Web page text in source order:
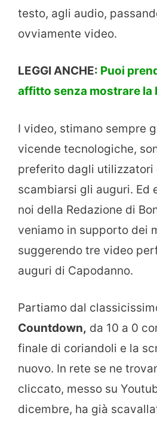
testo, agli audio,
ovviamente video.
LEGGI ANCHE: Puoi
affitto senza mostrare la
I video, stimano sempre
vicende tecnologiche,
preferito dagli utilizzatori
scambiarsi gli auguri. Ed
noi della Redazione di
veniamo in supporto dei
suggerendo tre video
auguri di Capodanno.
Partiamo dal
Countdown, da 10 a 0
finale di coriandoli e la
nuovo. In rete se ne
cliccato, messo su
dicembre, ha già